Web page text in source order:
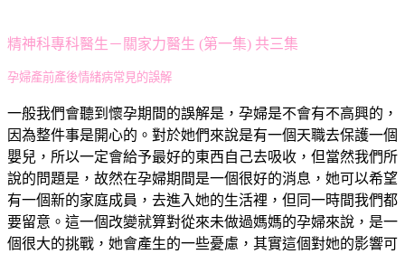
精神科專科醫生－關家力醫生 (第一集) 共三集
孕婦產前產後情緒病常見的誤解
一般我們會聽到懷孕期間的誤解是，孕婦是不會有不高興的，
因為整件事是開心的。對於她們來說是有一個天職去保護一個
嬰兒，所以一定會給予最好的東西自己去吸收，但當然我們所
說的問題是，故然在孕婦期間是一個很好的消息，她可以希望
有一個新的家庭成員，去進入她的生活裡，但同一時間我們都
要留意。這一個改變就算對從來未做過媽媽的孕婦來說，是一
個很大的挑戰，她會產生的一些憂慮，其實這個對她的影響可